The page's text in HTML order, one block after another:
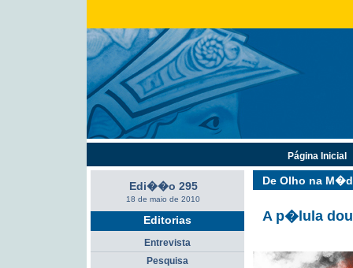
De Olho na
A p�lula
Edi��o 295
18 de maio de 2010
Editorias
Entrevista
Pesquisa
Página Inicial